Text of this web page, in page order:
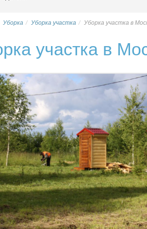
Уборка Уборка участка Уборка участка в
участка в